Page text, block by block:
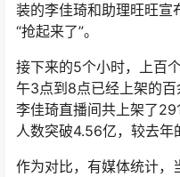
装的李佳琦和助理旺旺宣
“抢起来了”。
接下来的5个小时，上百
午3点到8点已经上架的百
李佳琦直播间共上架了
人数突破4.56亿，较去年
作为对比，有媒体统计，